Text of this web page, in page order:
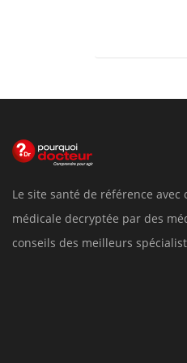
Le site santé de référence
médicale decryptée par des
conseils des meilleurs